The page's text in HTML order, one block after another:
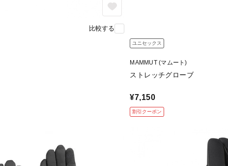
比較する
ユニセックス
MAMMUT (マムート)
ストレッチグローブ
¥7,150
割引クーポン